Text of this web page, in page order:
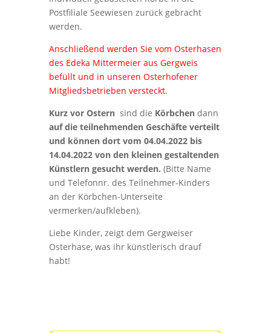
Postfiliale Seewiesen zurück gebracht
werden.
Anschließend werden Sie vom Osterhasen
des Edeka Mittermeier aus Gergweis
befüllt und in unseren Osterhofener
Mitgliedsbetrieben versteckt.
Kurz vor Osternsind die Körbchendann
auf die teilnehmenden Geschäfte verteilt
und können dort vom 04.04.2022 bis
14.04.2022 von den kleinen gestaltenden
Künstlern gesucht werden. (Bitte Name
und Telefonnr. des Teilnehmer-Kinders
an der Körbchen-Unterseite
vermerken/aufkleben).
Liebe Kinder, zeigt dem Gergweiser
Osterhase, was ihr künstlerisch drauf
habt!